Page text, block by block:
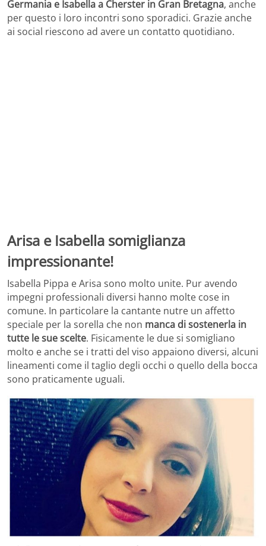
Germania e Isabella a Cherster in Gran Bretagna, anche
per questo i loro incontri sono sporadici. Grazie anche
ai social riescono ad avere un contatto quotidiano.
Arisa e Isabella somiglianza
impressionante!
Isabella Pippa e Arisa sono molto unite. Pur avendo
impegni professionali diversi hanno molte cose in
comune. In particolare la cantante nutre un affetto
speciale per la sorella che non manca di sostenerla in
tutte le sue scelte. Fisicamente le due si somigliano
molto e anche se i tratti del viso appaiono diversi, alcuni
lineamenti come il taglio degli occhi o quello della bocca
sono praticamente uguali.